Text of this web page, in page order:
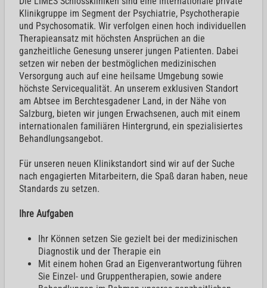
Klinikgruppe im Segment der Psychiatrie, Psychotherapie
und Psychosomatik. Wir verfolgen einen hoch individuellen
Therapieansatz mit höchsten Ansprüchen an die
ganzheitliche Genesung unserer jungen Patienten. Dabei
setzen wir neben der bestmöglichen medizinischen
Versorgung auch auf eine heilsame Umgebung sowie
höchste Servicequalität. An unserem exklusiven Standort
am Abtsee im Berchtesgadener Land, in der Nähe von
Salzburg, bieten wir jungen Erwachsenen, auch mit einem
internationalen familiären Hintergrund, ein spezialisiertes
Behandlungsangebot.
Für unseren neuen Klinikstandort sind wir auf der Suche
nach engagierten Mitarbeitern, die Spaß daran haben, neue
Standards zu setzen.
Ihre Aufgaben
Ihr Können setzen Sie gezielt bei der medizinischen
Diagnostik und der Therapie ein
Mit einem hohen Grad an Eigenverantwortung führen
Sie Einzel- und Gruppentherapien, sowie andere